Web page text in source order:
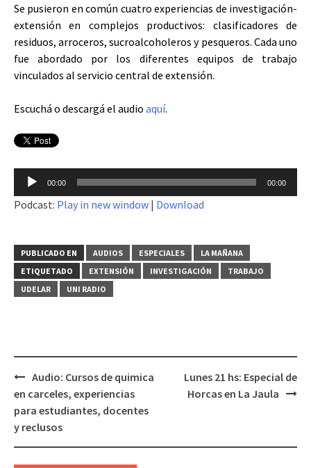
Se pusieron en común cuatro experiencias de investigación-
extensión en complejos productivos: clasificadores de
residuos, arroceros, sucroalcoholeros y pesqueros. Cada uno
fue abordado por los diferentes equipos de trabajo
vinculados al servicio central de extensión.
Escuchá o descargá el audio aquí.
Reproductor
de
audio
00:00 00:00
Podcast: Play in new window | Download
PUBLICADO EN AUDIOS ESPECIALES
LA MAÑANA
ETIQUETADO
EXTENSIÓN INVESTIGACIÓN
TRABAJO
UDELAR
UNI RADIO
Navegación
de
entradas
Audio: Cursos de quimica
en carceles, experiencias
para estudiantes, docentes
y reclusos
Lunes 21 hs: Especial de
Horcas en La Jaula